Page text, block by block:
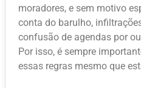
moradores, e sem motivo
conta do barulho,
confusão de agendas por
Por isso, é sempre
essas regras mesmo que